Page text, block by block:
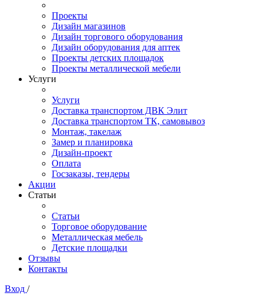
Проекты
Дизайн магазинов
Дизайн торгового оборудования
Дизайн оборудования для аптек
Проекты детских площадок
Проекты металлической мебели
Услуги
Услуги
Доставка транспортом ДВК Элит
Доставка транспортом ТК, самовывоз
Монтаж, такелаж
Замер и планировка
Дизайн-проект
Оплата
Госзаказы, тендеры
Акции
Статьи
Статьи
Торговое оборудование
Металлическая мебель
Детские площадки
Отзывы
Контакты
Вход /